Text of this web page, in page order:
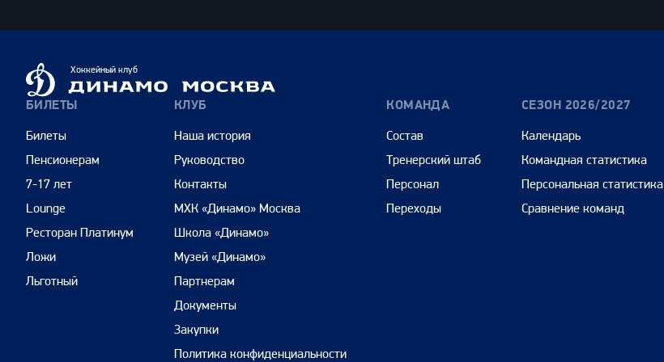
Динамо
Москва
Хоккейный клуб
БИЛЕТЫ
Билеты
Пенсионерам
7-17 лет
Lounge
Ресторан Платинум
Ложи
Льготный
КЛУБ
Наша история
Руководство
Контакты
МХК «Динамо» Москва
Школа «Динамо»
Музей «Динамо»
Партнерам
Документы
Закупки
Политика конфиденциальности
КОМАНДА
Состав
Тренерский штаб
Персонал
Переходы
СЕЗОН 2026/2027
Календарь
Командная статистика
Персональная статистика
Сравнение команд